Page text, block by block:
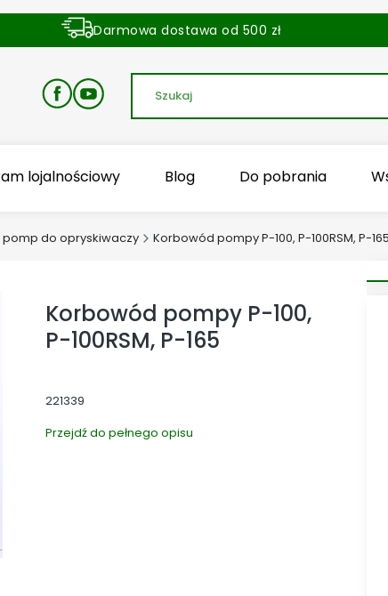
Darmowa dostawa od 500 zł
lojalnościowy Blog Do pobrania
pomp do opryskiwaczy Korbowód pompy P-100, P-100RSM, P-165
Korbowód pompy P-100,
P-100RSM, P-165
221339
Przejdź do pełnego opisu